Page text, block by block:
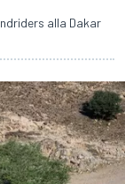
alla Dakar